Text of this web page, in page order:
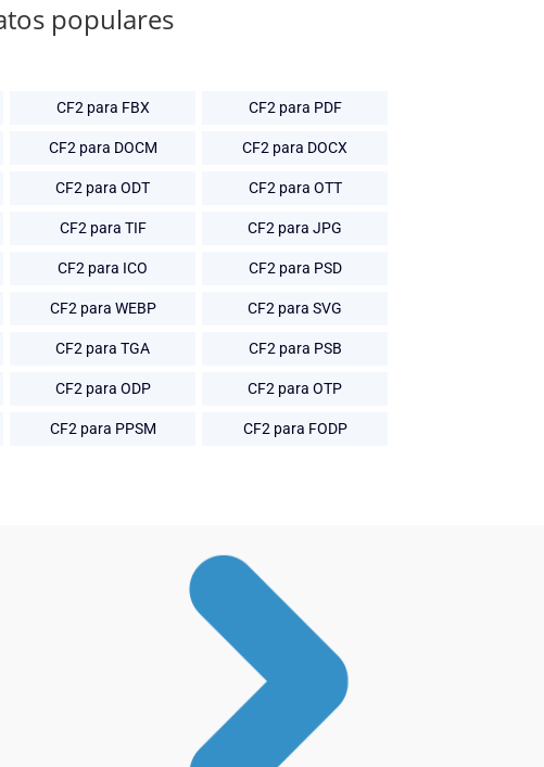
populares
CF2 para FBX CF2 para PDF
CF2 para DOCM CF2 para DOCX
CF2 para ODT CF2 para OTT
CF2 para TIF CF2 para JPG
CF2 para ICO CF2 para PSD
CF2 para WEBP CF2 para SVG
CF2 para TGA CF2 para PSB
CF2 para ODP CF2 para OTP
CF2 para PPSM CF2 para FODP